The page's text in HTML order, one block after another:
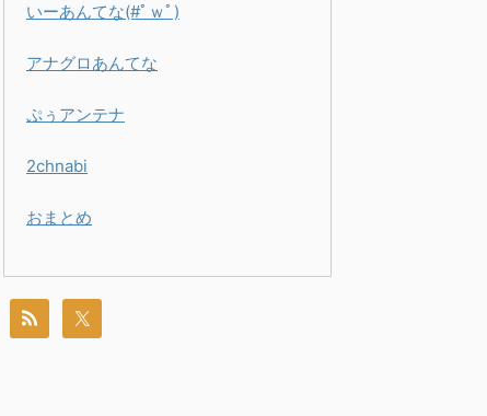
いーあんてな(#ﾟｗﾟ)
アナグロあんてな
ぷぅアンテナ
2chnabi
おまとめ